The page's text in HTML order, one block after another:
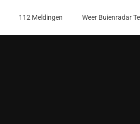
112 Meldingen Weer Buienradar